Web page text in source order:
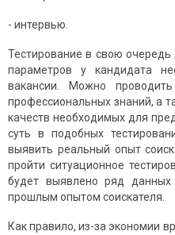
- интервью.
Тестирование в свою очередь
параметров у кандидата
вакансии. Можно
профессиональных знаний, а
качеств необходимых для
суть в подобных
выявить реальный опыт
пройти ситуационное
будет выявлено ряд данных
прошлым опытом соискателя.
Как правило, из-за экономии